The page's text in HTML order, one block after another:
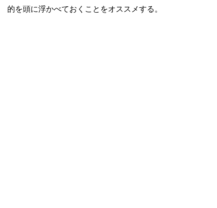
的を頭に浮かべておくことをオススメする。